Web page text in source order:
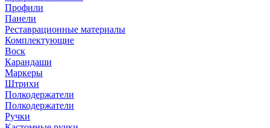
Профили
Панели
Реставрационные материалы
Комплектующие
Воск
Карандаши
Маркеры
Штрихи
Полкодержатели
Полкодержатели
Ручки